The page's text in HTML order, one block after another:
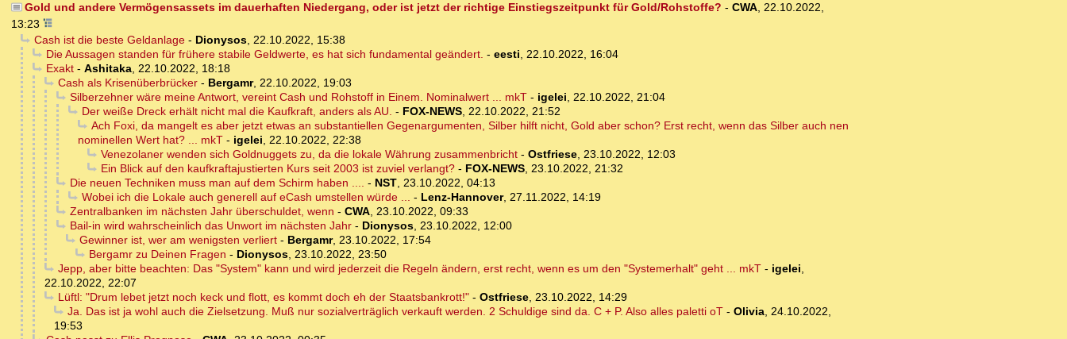
Gold und andere Vermögensassets im dauerhaften Niedergang, oder ist jetzt der richtige Einstiegszeitpunkt für Gold/Rohstoffe? - CWA, 22.10.2022,
13:23
Cash ist die beste Geldanlage- Dionysos, 22.10.2022, 15:38
Die Aussagen standen für frühere stabile Geldwerte, es hat sich fundamental geändert. - eesti, 22.10.2022, 16:04
Exakt- Ashitaka, 22.10.2022, 18:18
Cash als Krisenüberbrücker- Bergamr, 22.10.2022, 19:03
Silberzehner wäre meine Antwort, vereint Cash und Rohstoff in Einem. Nominalwert ... mkT- igelei, 22.10.2022, 21:04
Der weiße Dreck erhält nicht mal die Kaufkraft, anders als AU. - FOX-NEWS, 22.10.2022, 21:52
Ach Foxi, da mangelt es aber jetzt etwas an substantiellen Gegenargumenten, Silber hilft nicht, Gold aber schon? Erst recht, wenn das Silber auch nen
nominellen Wert hat? ... mkT - igelei, 22.10.2022, 22:38
Venezolaner wenden sich Goldnuggets zu, da die lokale Währung zusammenbricht- Ostfriese, 23.10.2022, 12:03
Ein Blick auf den kaufkraftajustierten Kurs seit 2003 ist zuviel verlangt?- FOX-NEWS, 23.10.2022, 21:32
Die neuen Techniken muss man auf dem Schirm haben .... - NST, 23.10.2022, 04:13
Wobei ich die Lokale auch generell auf eCash umstellen würde ... - Lenz-Hannover, 27.11.2022, 14:19
Zentralbanken im nächsten Jahr überschuldet, wenn - CWA, 23.10.2022, 09:33
Bail-in wird wahrscheinlich das Unwort im nächsten Jahr- Dionysos, 23.10.2022, 12:00
Gewinner ist, wer am wenigsten verliert- Bergamr, 23.10.2022, 17:54
Bergamr zu Deinen Fragen - Dionysos, 23.10.2022, 23:50
Jepp, aber bitte beachten: Das "System" kann und wird jederzeit die Regeln ändern, erst recht, wenn es um den "Systemerhalt" geht ... mkT- igelei,
22.10.2022, 22:07
Lüftl: "Drum lebet jetzt noch keck und flott, es kommt doch eh der Staatsbankrott!"- Ostfriese, 23.10.2022, 14:29
Ja. Das ist ja wohl auch die Zielsetzung. Muß nur sozialverträglich verkauft werden. 2 Schuldige sind da. C + P. Also alles paletti oT- Olivia, 24.10.2022,
19:53